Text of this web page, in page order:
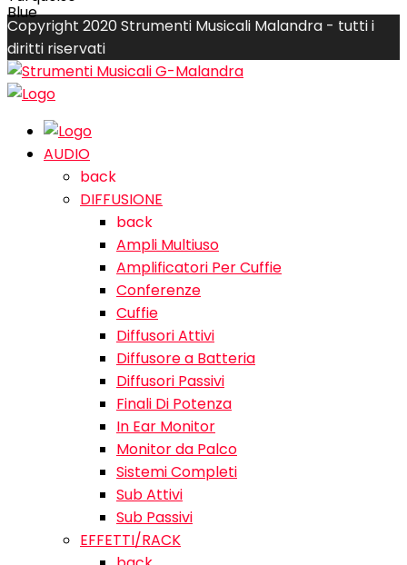
originale
era:
600,00€.
attuale
è:
599,00€.
Copyright 2020 Strumenti Musicali Malandra - tutti i
diritti riservati
AUDIO
back
DIFFUSIONE
back
Ampli Multiuso
Amplificatori Per Cuffie
Conferenze
Cuffie
Diffusori Attivi
Diffusore a Batteria
Diffusori Passivi
Finali Di Potenza
In Ear Monitor
Monitor da Palco
Sistemi Completi
Sub Attivi
Sub Passivi
EFFETTI/RACK